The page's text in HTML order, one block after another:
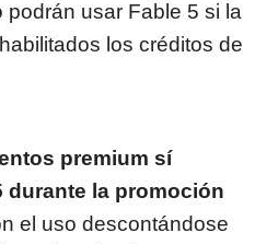
podrán usar Fable 5 si la
los créditos de
premium sí
durante la promoción
el uso descontándose